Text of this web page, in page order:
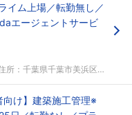
イム上場／転勤無し／
エージェントサービ
千葉県千葉市美浜区ひび野1...
向け】建築施工管理※